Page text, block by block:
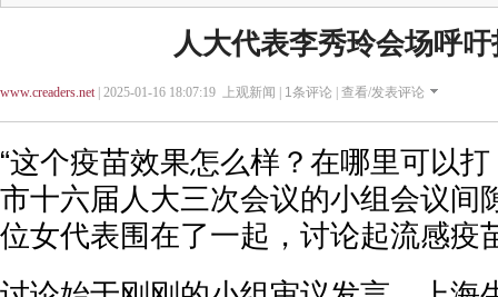
人大代表李秀玲会场呼
www.creaders.net| 2025-01-16 18:07:19 上观新闻 | 1条评论 | 查看/发表评论
“这个疫苗效果怎么样？在哪里可以
市十六届人大三次会议的小组会议间
位女代表围在了一起，讨论起流感疫